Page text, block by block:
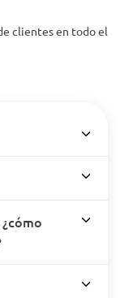
clientes en todo el